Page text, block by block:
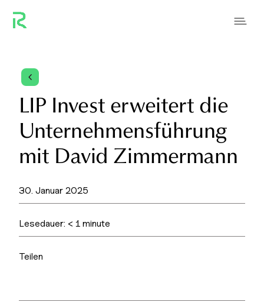
4
LIP Invest erweitert die
Unternehmensführung
mit David Zimmermann
30. Januar 2025
Lesedauer: < 1 minute
Teilen